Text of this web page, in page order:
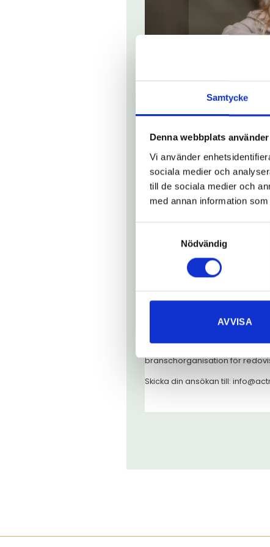
Samtycke
Denna webbplats
Vi använder
sociala medier och
till de sociala medier och
med annan information
Nödvändig
AVVISA
Vi söker en
tidigare byrå och vi
Hos oss får du jobba med
oss. Vi är övertygande om
branschorganisation för
Skicka din ansökan till: